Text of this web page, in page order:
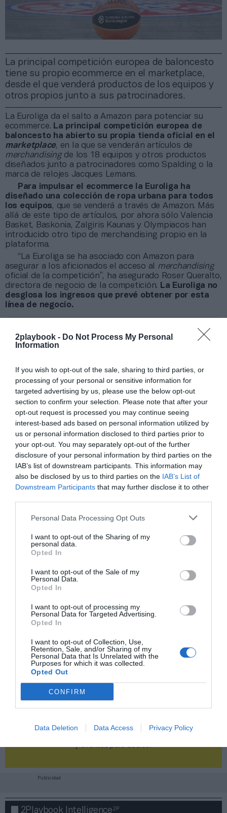
2playbook - Do Not Process My Personal
Information
If you wish to opt-out of the sale, sharing to third parties, or
processing of your personal or sensitive information for
targeted advertising by us, please use the below opt-out
section to confirm your selection. Please note that after your
opt-out request is processed you may continue seeing
interest-based ads based on personal information utilized by
us or personal information disclosed to third parties prior to
your opt-out. You may separately opt-out of the further
disclosure of your personal information by third parties on the
IAB’s list of downstream participants. This information may
also be disclosed by us to third parties on the IAB’s List of
Downstream Participants that may further disclose it to other
Personal Data Processing Opt Outs
I want to opt-out of the Sharing of my
personal data.
Opted In
I want to opt-out of the Sale of my
Personal Data.
Opted In
I want to opt-out of processing my
Personal Data for Targeted Advertising.
Opted In
I want to opt-out of Collection, Use,
Retention, Sale, and/or Sharing of my
Personal Data that Is Unrelated with the
Purposes for which it was collected.
Opted Out
CONFIRM
Data Deletion Data Access Privacy Policy
Índex2P
Euroliga
La principal competición europea de baloncesto
tiene su propio ecommerce en el marketplace,
desde el que venderá productos de los equipos y
otros propios junto a sus patrocinadores.
La Euroliga da el salto a Amazon para potenciar su
ecommerce. La principal competición europea de
baloncesto ha abierto su propia tienda oficial en el
marketplace, en la que se venderán artículos de
merchandisingde los 18 equipos y otros productos
diseñados junto a patrocinadores como Spalding o la
marca de relojes Jacques Lemans.
Para impulsar el ecommerce la Euroliga ha
diseñado una colección de ropa urbana para todos
los equipos, que se venderá a través de Amazon. Más
allá de este tipo de artículos, por ahora sólo Valencia
Basket, Baskonia, Zalgiris Kaunas y Olympiacos han
introducido otro tipo de merchandising propio en la
plataforma.
“La Euroliga se ha asociado con Amazon para
asegurar a los aficionados el acceso al
merchandising
oficial de la competición”, ha asegurado Roser Queralto,
directora de negocio de la competición. La Euroliga no
desglosa los ingresos que prevé obtener por esta
línea de negocio.
como fuente preferida de Google
de forma gratuita
Mantente informado con las últimas noticias de actualidad.
Compartir
Imprimir
Publicidad
2Playbook Club
Publicidad
2Playbook Intelligence2P